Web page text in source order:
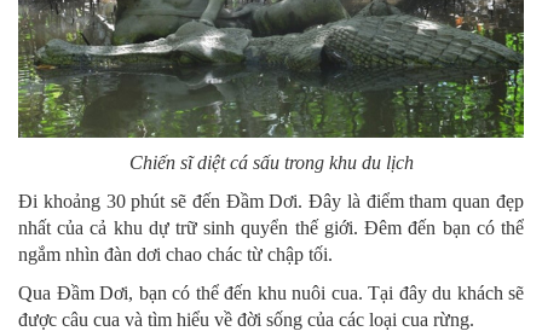
Chiến sĩ diệt cá sấu trong khu du lịch
Đi khoảng 30 phút sẽ đến Đầm Dơi. Đây là điểm tham quan đẹp
nhất của cả khu dự trữ sinh quyển thế giới. Đêm đến bạn có thể
ngắm nhìn đàn dơi chao chác từ chập tối.
Qua Đầm Dơi, bạn có thể đến khu nuôi cua. Tại đây du khách sẽ
được câu cua và tìm hiểu về đời sống của các loại cua rừng.